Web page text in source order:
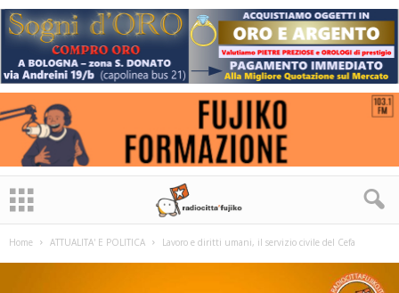
Home ATTUALITA' E POLITICA Lavoro e diritti umani, il servizio civile del Cefa